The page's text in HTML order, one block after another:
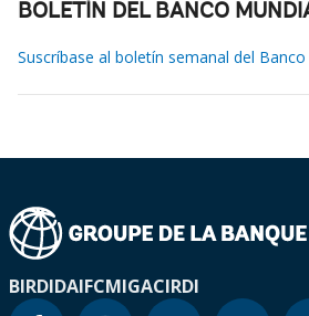
BOLETÍN DEL BANCO
Suscríbase al boletín semanal del
BIRDIDAIFCMIGACIRDI